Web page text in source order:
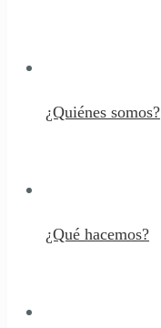
¿Quiénes somos?
¿Qué hacemos?